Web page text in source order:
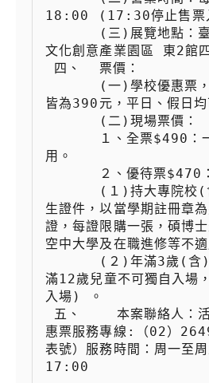
18:00 (17:30停止售票
文化創意產業園區 東2館
皆為390元，平日、假日均
用。
生證件，以當學期註冊章
證，每證限購一張，碩博
空中大學及在職進修等不適
滿12歲兒童不可獨自入場
入場) 。
惠票服務專線:（02）
表號）服務時間：周一至
17:00